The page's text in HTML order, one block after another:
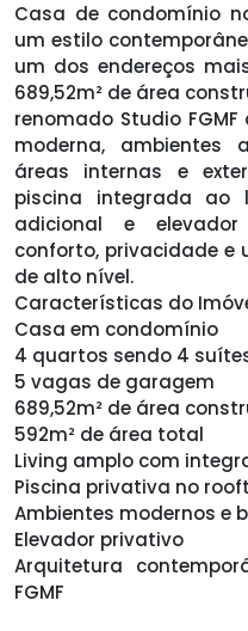
Casa de condomínio
um estilo
um dos endereços
689,52m² de área
renomado Studio
moderna, ambientes
áreas internas e
piscina integrada ao
adicional e elevador
conforto, privacidade e
de alto nível.
Características do
Casa em condomínio
4 quartos sendo 4
5 vagas de garagem
689,52m² de área
592m² de área total
Living amplo com
Piscina privativa no
Ambientes modernos e
Elevador privativo
Arquitetura
FGMF